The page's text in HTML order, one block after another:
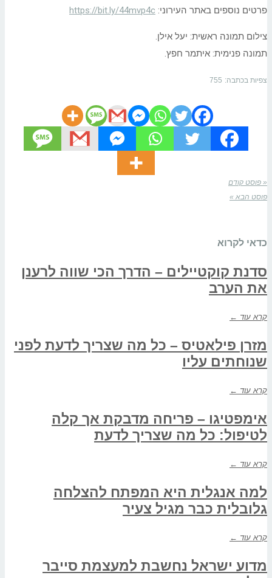
פרטים נוספים באתר העירוני: https://bit.ly/44mvp4c
צילום תמונה ראשית: יעל אילן.
תמונה פנימית: איתמר חפץ.
צפיות בכתבה: 755
« פוסט קודם
פוסט הבא »
כדאי לקרוא
סדנת קוקטיילים – הדרך הכי שווה לרענן
את הערב
קרא עוד ←
מזרן פילאטיס – כל מה שצריך לדעת לפני
שנוחתים עליו
קרא עוד ←
אימפטיגו – פריחה מדבקת אך קלה
לטיפול: כל מה שצריך לדעת
קרא עוד ←
למה אנגלית היא המפתח להצלחה
גלובלית כבר מגיל צעיר
קרא עוד ←
מדוע ישראל נחשבת למעצמת סייבר